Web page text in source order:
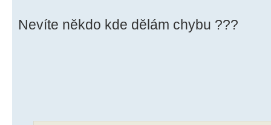
Nevíte někdo kde dělám chybu ???